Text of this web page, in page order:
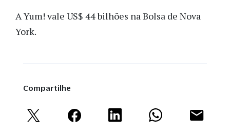
A Yum! vale US$ 44 bilhões na Bolsa de Nova
York.
Compartilhe